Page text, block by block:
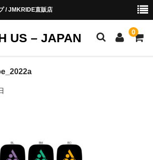
/ JMKRIDE直販店
US – JAPAN 0